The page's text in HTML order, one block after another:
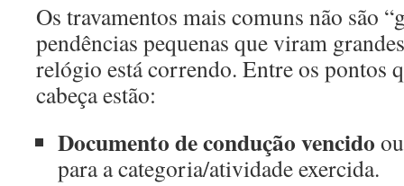
Os travamentos mais comuns não são
pendências pequenas que viram
relógio está correndo. Entre os pontos
cabeça estão:
Documento de condução vencido
para a categoria/atividade exercida.